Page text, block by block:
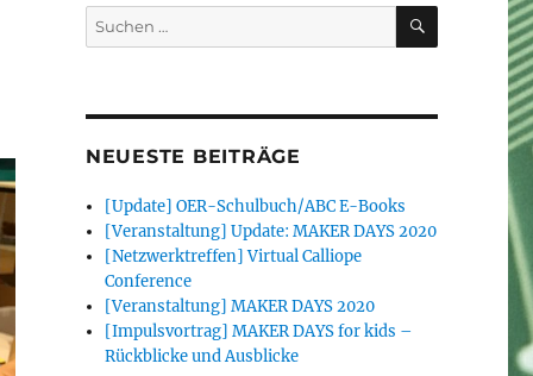
Suchen
nach:
SUCHEN
NEUESTE BEITRÄGE
[Update] OER-Schulbuch/ABC E-Books
[Veranstaltung] Update: MAKER DAYS 2020
[Netzwerktreffen] Virtual Calliope
Conference
[Veranstaltung] MAKER DAYS 2020
[Impulsvortrag] MAKER DAYS for kids –
Rückblicke und Ausblicke